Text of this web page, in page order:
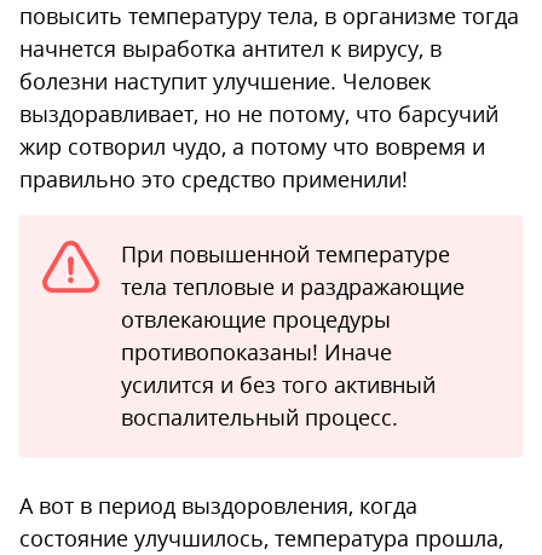
повысить температуру тела, в организме тогда
начнется выработка антител к вирусу, в
болезни наступит улучшение. Человек
выздоравливает, но не потому, что барсучий
жир сотворил чудо, а потому что вовремя и
правильно это средство применили!
При повышенной температуре
тела тепловые и раздражающие
отвлекающие процедуры
противопоказаны! Иначе
усилится и без того активный
воспалительный процесс.
А вот в период выздоровления, когда
состояние улучшилось, температура прошла,